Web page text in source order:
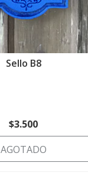
Sello B8
$3.500
AGOTADO